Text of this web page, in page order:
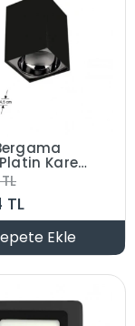
Kare
Armatür
TL
Ekle